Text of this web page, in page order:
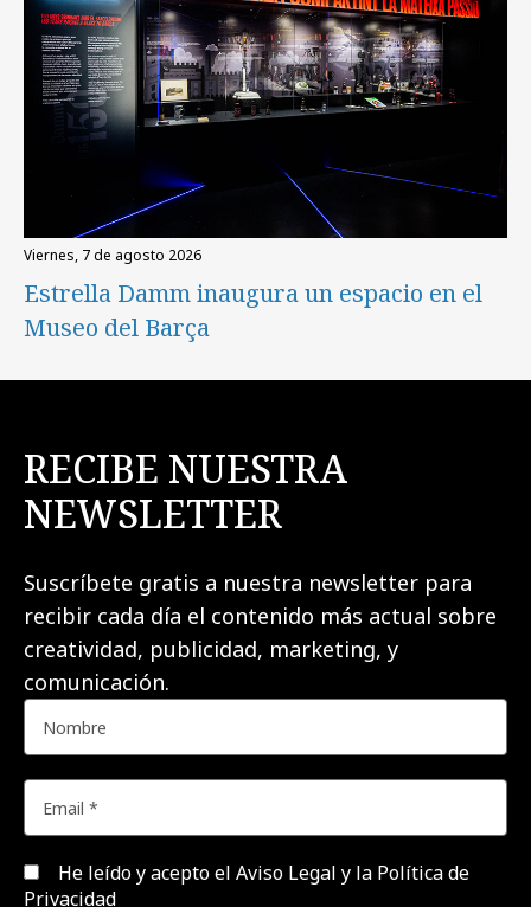
viernes, 7 de agosto 2026
Estrella Damm inaugura un espacio en el
Museo del Barça
RECIBE NUESTRA
NEWSLETTER
Suscríbete gratis a nuestra newsletter para
recibir cada día el contenido más actual sobre
creatividad, publicidad, marketing, y
comunicación.
He leído y acepto el Aviso Legal y la Política de
Privacidad